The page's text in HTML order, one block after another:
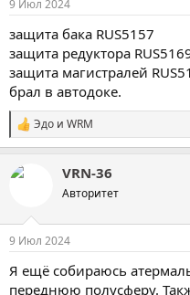
9 Июл 2024
защита бака RUS5157
защита редуктора
защита магистралей
брал в автодоке.
С
и
п
Эдо и WRM
VRN-36
Авторитет
9 Июл 2024
Я ещё собираюсь
переднюю полусферу.